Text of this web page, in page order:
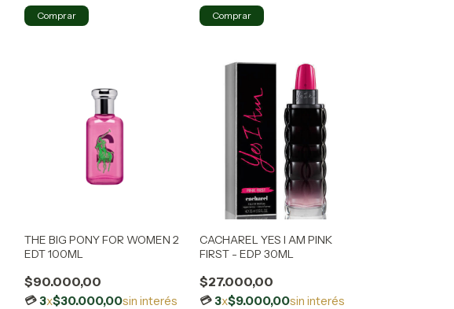
THE BIG PONY FOR WOMEN 2
EDT 100ML
$90.000,00
3x$30.000,00sin interés
CACHAREL YES I AM PINK
FIRST - EDP 30ML
$27.000,00
3x$9.000,00sin interés